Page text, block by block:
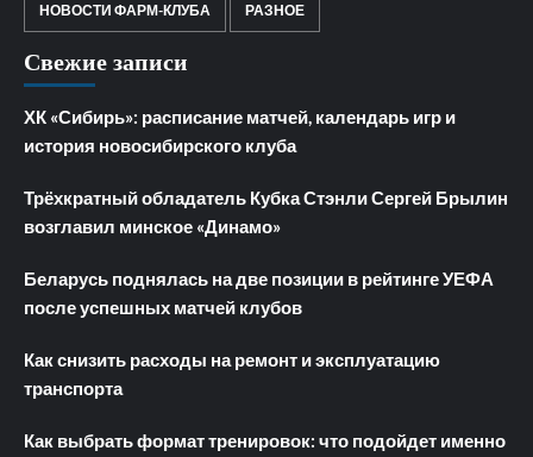
НОВОСТИ ФАРМ-КЛУБА РАЗНОЕ
Свежие записи
ХК «Сибирь»: расписание матчей, календарь игр и
история новосибирского клуба
Трёхкратный обладатель Кубка Стэнли Сергей Брылин
возглавил минское «Динамо»
Беларусь поднялась на две позиции в рейтинге УЕФА
после успешных матчей клубов
Как снизить расходы на ремонт и эксплуатацию
транспорта
Как выбрать формат тренировок: что подойдет именно